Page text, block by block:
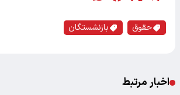
حقوق بازنشستگان
اخبار مرتبط